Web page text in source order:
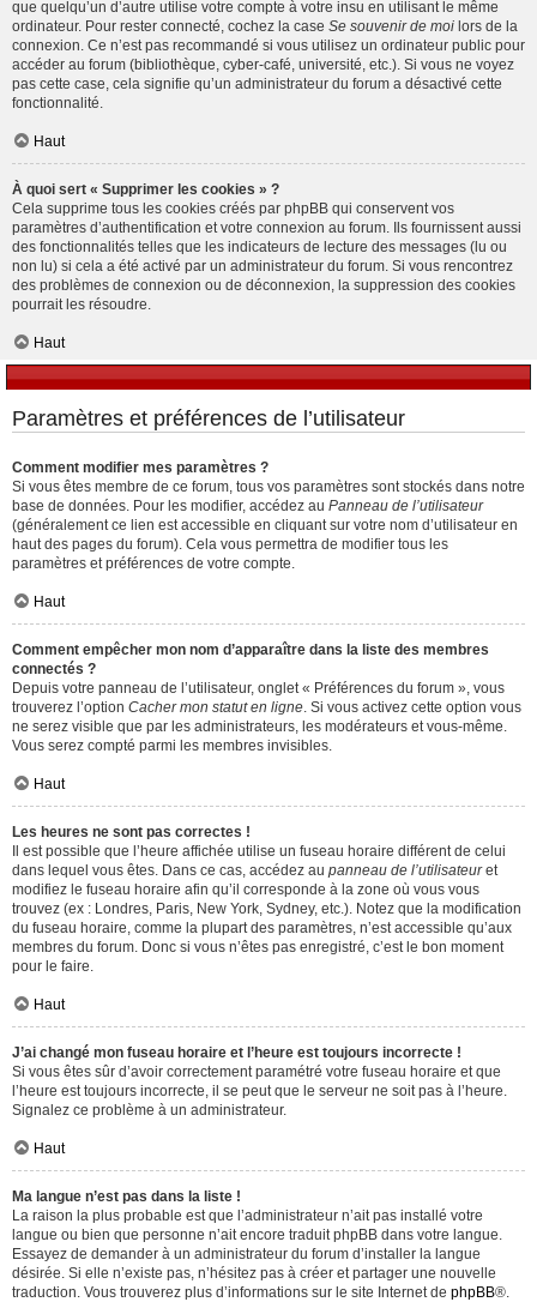
que quelqu’un d’autre utilise votre compte à votre insu en utilisant le même
ordinateur. Pour rester connecté, cochez la case Se souvenir de moi lors de la
connexion. Ce n’est pas recommandé si vous utilisez un ordinateur public pour
accéder au forum (bibliothèque, cyber-café, université, etc.). Si vous ne voyez
pas cette case, cela signifie qu’un administrateur du forum a désactivé cette
fonctionnalité.
Haut
À quoi sert « Supprimer les cookies » ?
Cela supprime tous les cookies créés par phpBB qui conservent vos
paramètres d’authentification et votre connexion au forum. Ils fournissent aussi
des fonctionnalités telles que les indicateurs de lecture des messages (lu ou
non lu) si cela a été activé par un administrateur du forum. Si vous rencontrez
des problèmes de connexion ou de déconnexion, la suppression des cookies
pourrait les résoudre.
Haut
Paramètres et préférences de l’utilisateur
Comment modifier mes paramètres ?
Si vous êtes membre de ce forum, tous vos paramètres sont stockés dans notre
base de données. Pour les modifier, accédez au Panneau de l’utilisateur
(généralement ce lien est accessible en cliquant sur votre nom d’utilisateur en
haut des pages du forum). Cela vous permettra de modifier tous les
paramètres et préférences de votre compte.
Haut
Comment empêcher mon nom d’apparaître dans la liste des membres
connectés ?
Depuis votre panneau de l’utilisateur, onglet « Préférences du forum », vous
trouverez l’option Cacher mon statut en ligne . Si vous activez cette option vous
ne serez visible que par les administrateurs, les modérateurs et vous-même.
Vous serez compté parmi les membres invisibles.
Haut
Les heures ne sont pas correctes !
Il est possible que l’heure affichée utilise un fuseau horaire différent de celui
dans lequel vous êtes. Dans ce cas, accédez au panneau de l’utilisateuret
modifiez le fuseau horaire afin qu’il corresponde à la zone où vous vous
trouvez (ex : Londres, Paris, New York, Sydney, etc.). Notez que la modification
du fuseau horaire, comme la plupart des paramètres, n’est accessible qu’aux
membres du forum. Donc si vous n’êtes pas enregistré, c’est le bon moment
pour le faire.
Haut
J’ai changé mon fuseau horaire et l’heure est toujours incorrecte !
Si vous êtes sûr d’avoir correctement paramétré votre fuseau horaire et que
l’heure est toujours incorrecte, il se peut que le serveur ne soit pas à l’heure.
Signalez ce problème à un administrateur.
Haut
Ma langue n’est pas dans la liste !
La raison la plus probable est que l’administrateur n’ait pas installé votre
langue ou bien que personne n’ait encore traduit phpBB dans votre langue.
Essayez de demander à un administrateur du forum d’installer la langue
désirée. Si elle n’existe pas, n’hésitez pas à créer et partager une nouvelle
traduction. Vous trouverez plus d’informations sur le site Internet de phpBB®.